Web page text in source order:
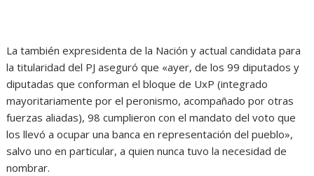
La también expresidenta de la Nación y actual candidata para
la titularidad del PJ aseguró que «ayer, de los 99 diputados y
diputadas que conforman el bloque de UxP (integrado
mayoritariamente por el peronismo, acompañado por otras
fuerzas aliadas), 98 cumplieron con el mandato del voto que
los llevó a ocupar una banca en representación del pueblo»,
salvo uno en particular, a quien nunca tuvo la necesidad de
nombrar.